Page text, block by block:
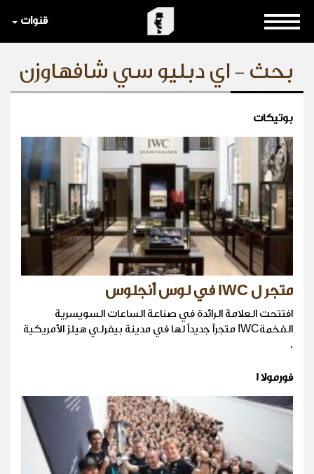
قنوات
بحث - اي دبليو سي شافهاوزن
بوتيكات
متجر ل IWC في لوس أنجلوس
افتتحت العلامة الرائدة في صناعة الساعات السويسرية
الفخمةIWC متجراً جديداً لها في مدينة بيفرلي هيلز الأمريكية
.
فورمولا 1